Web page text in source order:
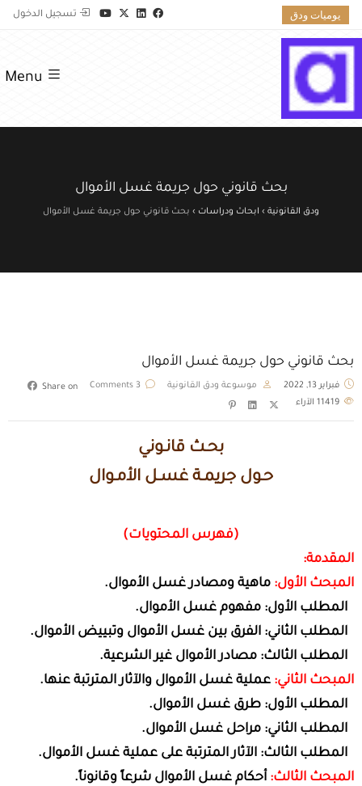
يوميات ودق تسجيل الدخول
Menu
بحث قانوني حول جريمة غسل الأموال
ودق القانونية › ابحاث ودراسات › بحث قانوني حول جريمة غسل الأموال
بحث قانوني حول جريمة غسل الأموال
فبراير 13, 2022 موسوعة ودق القانونية
3 Comments
الآراء
Share on
بحـث قانـوني
حـول جريمـة غسـل الأمـوال
(فهرس المحتويات)
المقدمة:
المبحث الأول: ماهية ومصادر غسل الأموال.
المطلب الأول: مفهوم غسل الأموال.
المطلب الثاني: الفرق بين غسل الأموال وتبييض الأموال.
المطلب الثالث: مصادر الأموال غير الشرعية.
المبحث الثاني: عملية غسل الأموال والآثار المترتبة عنها.
المطلب الأول: طرق غسل الأموال.
المطلب الثاني: مراحل غسل الأموال.
المطلب الثالث: الآثار المترتبة على عملية غسل الأموال.
المبحث الثالث: أحكام غسل الأموال شرعاً وقانوناً.